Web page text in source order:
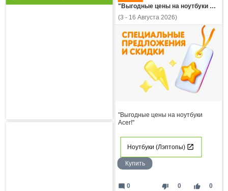
"Выгодные цены на ноутбуки Acer!"
(3 - 16 Августа 2026)
"Выгодные цены на ноутбуки
Acer!"
Ноутбуки (Лэптопы)
Купить
thumb_down 0 thumb_up 0
mode_comment 0